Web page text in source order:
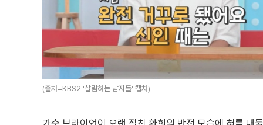
(출처=KBS2 '살림하는 남자들' 캡처)